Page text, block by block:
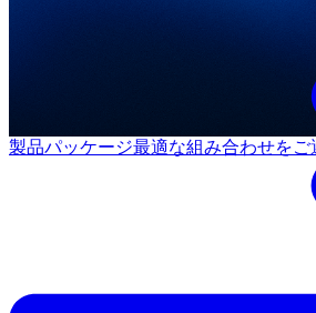
製品パッケージ最適な組み合わせを